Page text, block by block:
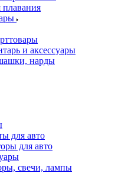
и аксессуары
нарды
для авто
для авто
свечи, лампы